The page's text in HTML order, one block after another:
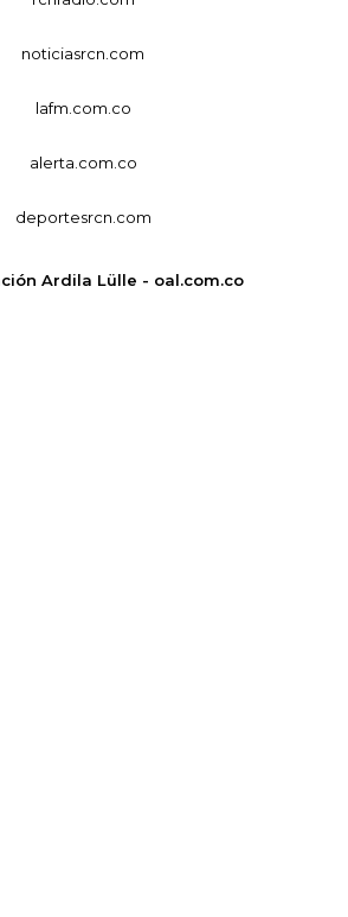
noticiasrcn.com
lafm.com.co
alerta.com.co
deportesrcn.com
Ardila Lülle - oal.com.co